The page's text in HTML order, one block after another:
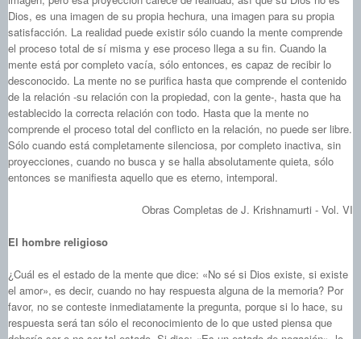
Dios, es una imagen de su propia hechura, una imagen para su propia
satisfacción. La realidad puede existir sólo cuando la mente comprende
el proceso total de sí misma y ese proceso llega a su fin. Cuando la
mente está por completo vacía, sólo entonces, es capaz de recibir lo
desconocido. La mente no se purifica hasta que comprende el contenido
de la relación ‑su relación con la propiedad, con la gente-, hasta que ha
establecido la correcta relación con todo. Hasta que la mente no
comprende el proceso total del conflicto en la relación, no puede ser libre.
Sólo cuando está completamente silenciosa, por completo inactiva, sin
proyecciones, cuando no busca y se halla absolutamente quieta, sólo
entonces se manifiesta aquello que es eterno, intemporal.
Obras Completas de J. Krishnamurti - Vol. VI
El hombre religioso
¿Cuál es el estado de la mente que dice: «No sé si Dios existe, si existe
el amor», es decir, cuando no hay respuesta alguna de la memoria? Por
favor, no se conteste inmediatamente la pregunta, porque si lo hace, su
respuesta será tan sólo el reconocimiento de lo que usted piensa que